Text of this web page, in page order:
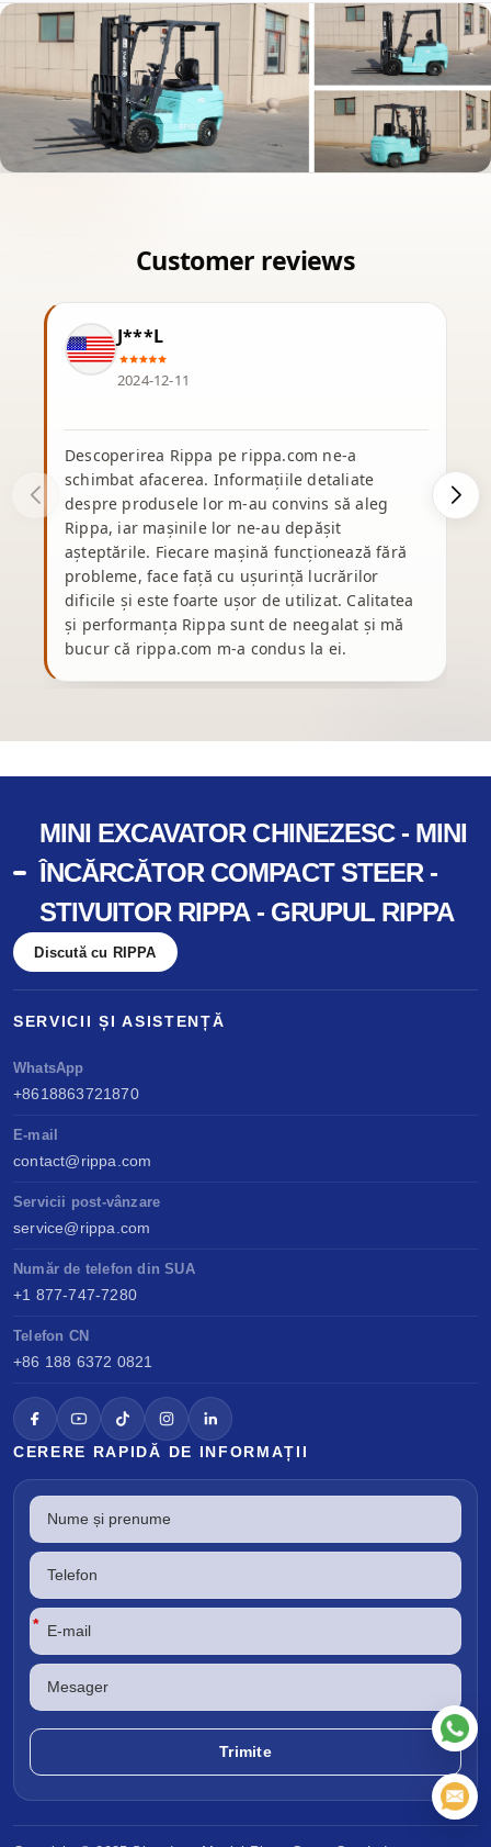
J***L
2024-12-11
Descoperirea Rippa pe rippa.com ne-a
schimbat afacerea. Informațiile detaliate
despre produsele lor m-au convins să aleg
Rippa, iar mașinile lor ne-au depășit
așteptările. Fiecare mașină funcționează fără
probleme, face față cu ușurință lucrărilor
dificile și este foarte ușor de utilizat. Calitatea
și performanța Rippa sunt de neegalat și mă
bucur că rippa.com m-a condus la ei.
MINI EXCAVATOR CHINEZESC - MINI
ÎNCĂRCĂTOR COMPACT STEER -
STIVUITOR RIPPA - GRUPUL RIPPA
Discută cu RIPPA
SERVICII ȘI ASISTENȚĂ
WhatsApp
+8618863721870
E-mail
contact@rippa.com
Servicii post-vânzare
service@rippa.com
Număr de telefon din SUA
+1 877-747-7280
Telefon CN
+86 188 6372 0821
CERERE RAPIDĂ DE INFORMAȚII
*